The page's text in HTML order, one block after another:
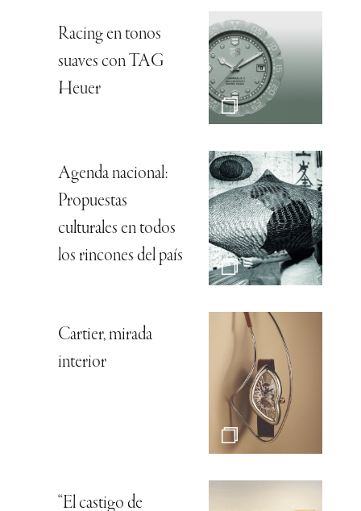
Racing en tonos
suaves con TAG
Heuer
Agenda nacional:
Propuestas
culturales en todos
los rincones del país
Cartier, mirada
interior
“El castigo de